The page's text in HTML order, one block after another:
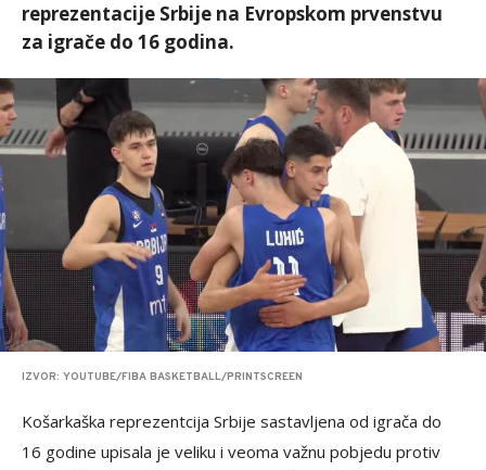
reprezentacije Srbije na Evropskom prvenstvu
za igrače do 16 godina.
IZVOR: YOUTUBE/FIBA BASKETBALL/PRINTSCREEN
Košarkaška reprezentcija Srbije sastavljena od igrača do
16 godine upisala je veliku i veoma važnu pobjedu protiv